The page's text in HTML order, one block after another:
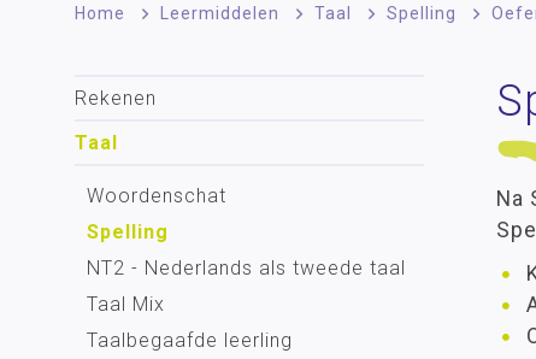
Home > Leermiddelen > Taal > Spelling >
Rekenen
Taal
Woordenschat
Spelling
NT2 - Nederlands als tweede taal
Taal Mix
Taalbegaafde leerling
Na